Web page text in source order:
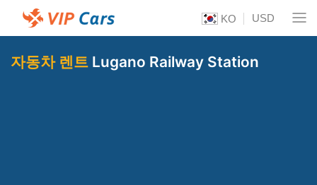
KO USD
자동차 렌트 Lugano Railway Station